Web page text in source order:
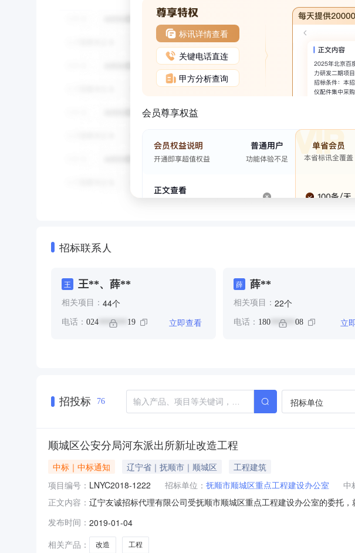
标讯详情查看
关键电话直连
甲方分析查询
会员尊享权益
招标联系人
王 王**、薛**
相关项目： 44个
电话： 024 ******* 19 立即查看
薛 薛**
相关项目： 22个
电话： 180****** 08 立
招投标 76 招标单位
顺城区公安分局河东派出所新址改造工程
中标｜中标通知 辽宁省｜抚顺市｜顺城区
工程建筑
项目编号： LNYC2018-1222 招标单位： 抚顺市顺城区重点工程建设办公室 中
正文内容： 辽宁友诚招标代理有限公司受抚顺市顺城区重点工程建设办公室的委托
息采购单位名称：抚顺市顺城区重点工程建设办公室采购单位地址：抚
发布时间： 2019-01-04
相关产品：
改造 工程